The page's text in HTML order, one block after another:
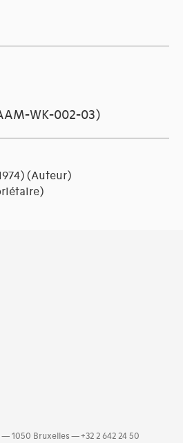
WK-002-03)
(Auteur)
1050 Bruxelles — +32 2 642 24 50